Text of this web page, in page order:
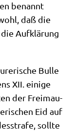
benannt
daß die
Auf­klä­rung
Bul­le
XII. eini­ge
der Frei­mau­
Eid auf
soll­te